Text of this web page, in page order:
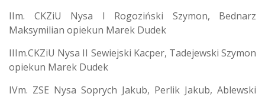
IIm. CKZiU Nysa I Rogoziński Szymon, Bednarz
Maksymilian opiekun Marek Dudek
IIIm.CKZiU Nysa II Sewiejski Kacper, Tadejewski Szymon
opiekun Marek Dudek
IVm. ZSE Nysa Soprych Jakub, Perlik Jakub, Ablewski